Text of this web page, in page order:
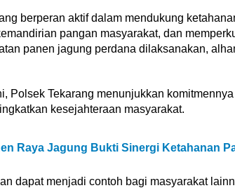
berperan aktif dalam mendukung
pangan masyarakat, dan
panen jagung perdana dilaksanakan,
Polsek Tekarang menunjukkan
kesejahteraan masyarakat.
Raya Jagung Bukti Sinergi Ketahanan
dapat menjadi contoh bagi masyarakat